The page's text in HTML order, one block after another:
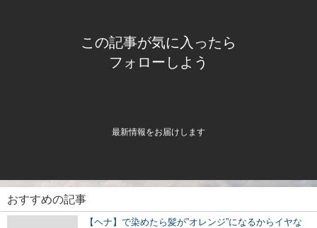
この記事が気に入ったら
フォローしよう
最新情報をお届けします
おすすめの記事
【ヘナ】で染めたら髪が”オレンジ”になるからイヤな